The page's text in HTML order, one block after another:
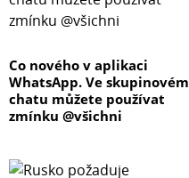
Co nového v aplikaci
WhatsApp. Ve skupinovém
chatu můžete používat
zmínku @všichni